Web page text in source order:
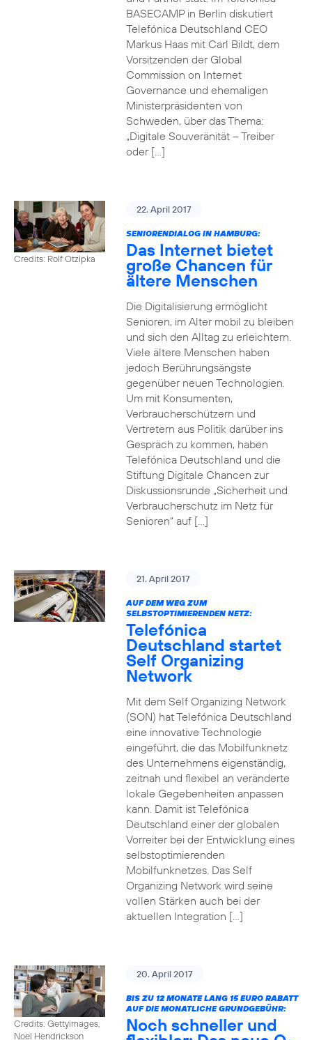
BASECAMP in Berlin diskutiert
Telefónica Deutschland CEO
Markus Haas mit Carl Bildt, dem
Vorsitzenden der Global
Commission on Internet
Governance und ehemaligen
Ministerpräsidenten von
Schweden, über das Thema:
„Digitale Souveränität – Treiber
oder […]
Credits: Rolf Otzipka
22. April 2017
SENIORENDIALOG IN HAMBURG:
Das Internet bietet
große Chancen für
ältere Menschen
Die Digitalisierung ermöglicht
Senioren, im Alter mobil zu bleiben
und sich den Alltag zu erleichtern.
Viele ältere Menschen haben
jedoch Berührungsängste
gegenüber neuen Technologien.
Um mit Konsumenten,
Verbraucherschützern und
Vertretern aus Politik darüber ins
Gespräch zu kommen, haben
Telefónica Deutschland und die
Stiftung Digitale Chancen zur
Diskussionsrunde „Sicherheit und
Verbraucherschutz im Netz für
Senioren“ auf […]
21. April 2017
AUF DEM WEG ZUM
SELBSTOPTIMIERENDEN NETZ:
Telefónica
Deutschland startet
Self Organizing
Network
Mit dem Self Organizing Network
(SON) hat Telefónica Deutschland
eine innovative Technologie
eingeführt, die das Mobilfunknetz
des Unternehmens eigenständig,
zeitnah und flexibel an veränderte
lokale Gegebenheiten anpassen
kann. Damit ist Telefónica
Deutschland einer der globalen
Vorreiter bei der Entwicklung eines
selbstoptimierenden
Mobilfunknetzes. Das Self
Organizing Network wird seine
vollen Stärken auch bei der
aktuellen Integration […]
Credits: Gettyimages,
Noel Hendrickson
20. April 2017
BIS ZU 12 MONATE LANG 15 EURO RABATT
AUF DIE MONATLICHE GRUNDGEBÜHR:
Noch schneller und